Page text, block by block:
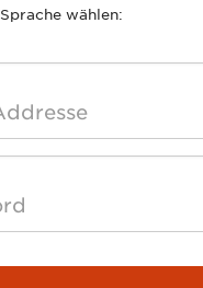
Sprache wählen: